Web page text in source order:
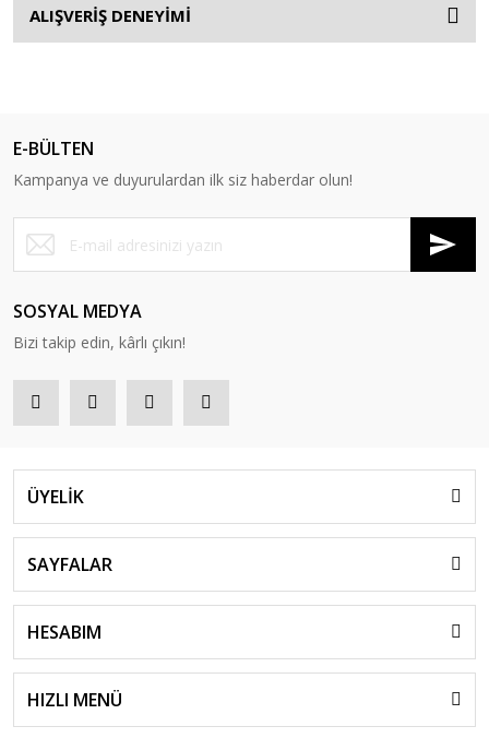
ALIŞVERİŞ DENEYİMİ
E-BÜLTEN
Kampanya ve duyurulardan ilk siz haberdar olun!
SOSYAL MEDYA
Bizi takip edin, kârlı çıkın!
ÜYELİK
SAYFALAR
HESABIM
HIZLI MENÜ